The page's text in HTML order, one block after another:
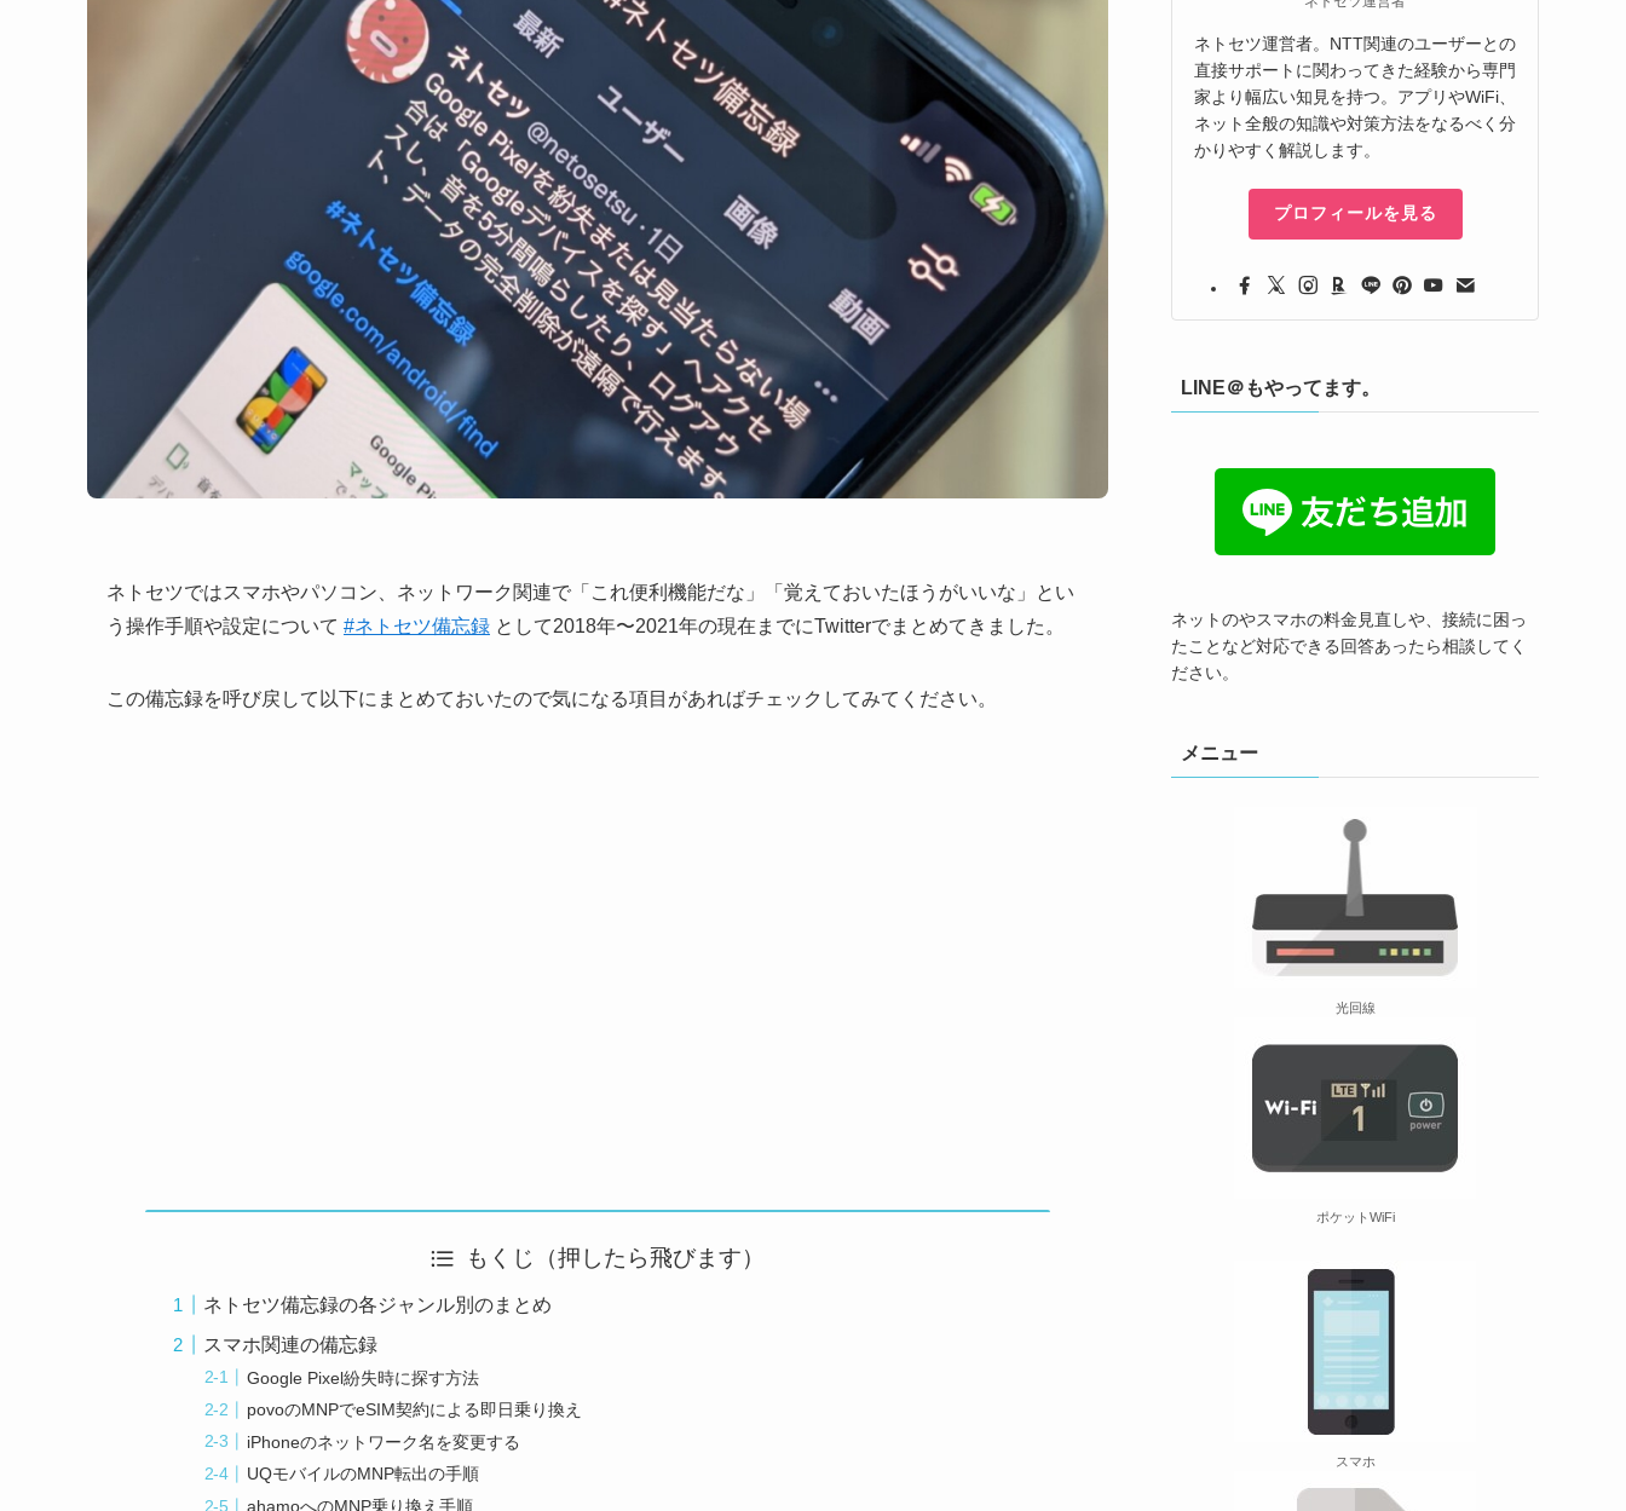
ネトセツではスマホやパソコン、ネットワーク関連で「これ便利機能だな」「覚えておいたほうがいいな」とい
う操作手順や設定について #ネトセツ備忘録 として2018年〜2021年の現在までにTwitterでまとめてきました。
この備忘録を呼び戻して以下にまとめておいたので気になる項目があればチェックしてみてください。
もくじ（押したら飛びます）
ネトセツ備忘録の各ジャンル別のまとめ
スマホ関連の備忘録
Google Pixel紛失時に探す方法
povoのMNPでeSIM契約による即日乗り換え
iPhoneのネットワーク名を変更する
UQモバイルのMNP転出の手順
ahamoへのMNP乗り換え手順
ネトセツ運営者。NTT関連のユーザーとの
直接サポートに関わってきた経験から専門
家より幅広い知見を持つ。アプリやWiFi、
ネット全般の知識や対策方法をなるべく分
かりやすく解説します。
プロフィールを見る
LINE＠もやってます。
ネットのやスマホの料金見直しや、接続に困っ
たことなど対応できる回答あったら相談してく
ださい。
メニュー
光回線
ポケットWiFi
スマホ